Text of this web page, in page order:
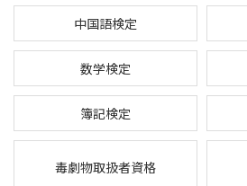
中国語検定
数学検定
簿記検定
毒劇物取扱者資格